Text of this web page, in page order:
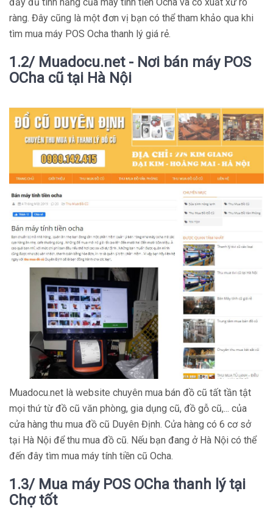
đầy đủ tính năng của máy tính tiền Ocha và có xuất xứ rõ
ràng. Đây cũng là một đơn vị bạn có thể tham khảo qua khi
tìm mua máy POS Ocha thanh lý giá rẻ.
1.2/ Muadocu.net - Nơi bán máy POS
OCha cũ tại Hà Nội
Muadocu.net là website chuyên mua bán đồ cũ tất tần tật
mọi thứ từ đồ cũ văn phòng, gia dụng cũ, đồ gỗ cũ,... của
cửa hàng thu mua đồ cũ Duyên Định. Cửa hàng có 6 cơ sở
tại Hà Nội để thu mua đồ cũ. Nếu bạn đang ở Hà Nội có thể
đến đây tìm mua máy tính tiền cũ Ocha.
1.3/ Mua máy POS OCha thanh lý tại
Chợ tốt